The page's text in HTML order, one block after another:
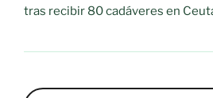
tras recibir 80 cadáveres en